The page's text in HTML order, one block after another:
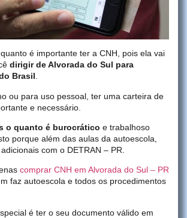
é importante ter a CNH, pois ela vai
dirigir de Alvorada do Sul para
Brasil.
ou para uso pessoal, ter uma carteira de
e necessário.
o quanto é burocrático e trabalhoso
porque além das aulas da autoescola,
com o DETRAN – PR.
comprar CNH em Alvorada do Sul – PR
faz autoescola e todos os procedimentos
é ter o seu documento válido em